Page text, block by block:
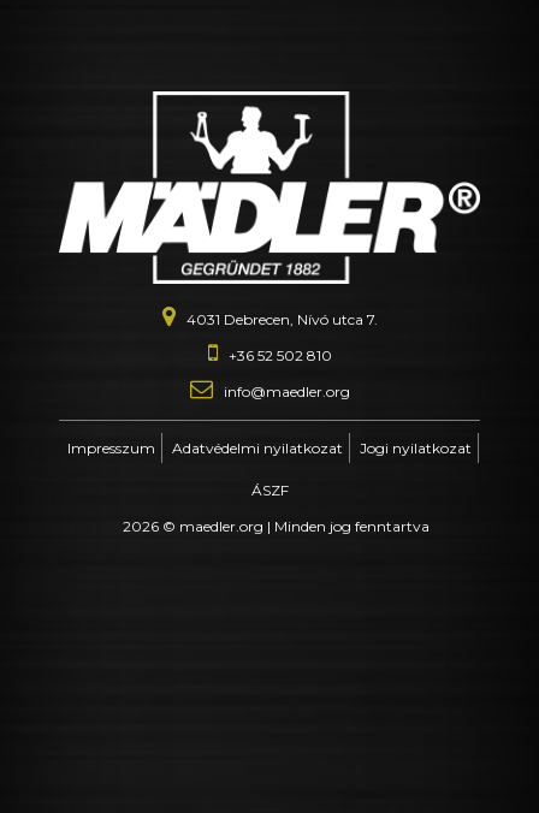
4031 Debrecen, Nívó utca 7.
+36 52 502 810
info@maedler.org
Impresszum Adatvédelmi nyilatkozat Jogi nyilatkozat
ÁSZF
2026 © maedler.org | Minden jog fenntartva